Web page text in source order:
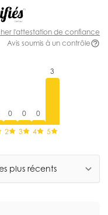
l'attestation de confiance
Avis soumis à un contrôle
0
2
0
3
0
4
3
5